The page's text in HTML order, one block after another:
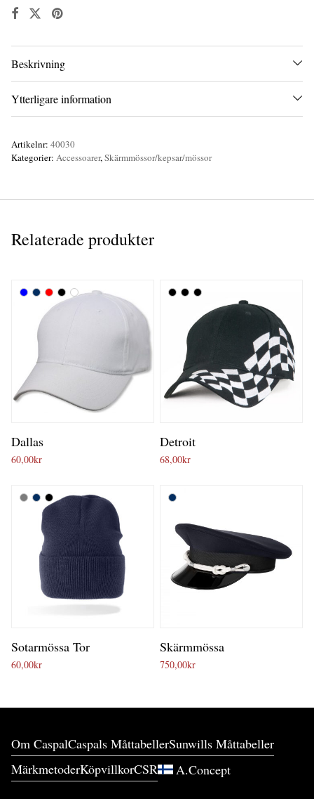
Beskrivning
Ytterligare information
Artikelnr: 40030
Kategorier: Accessoarer,Skärmmössor/kepsar/mössor
Relaterade produkter
Dallas
60,00kr
Detroit
68,00kr
Sotarmössa Tor
60,00kr
Skärmmössa
750,00kr
Om CaspalCaspals MåttabellerSunwills Måttabeller
MärkmetoderKöpvillkorCSR A.Concept